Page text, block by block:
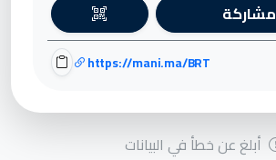
مشاركة
https://mani.ma/BRT
أبلغ عن خطأ في البيانات